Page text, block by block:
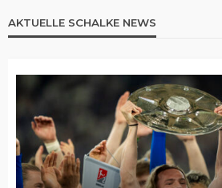
AKTUELLE SCHALKE NEWS